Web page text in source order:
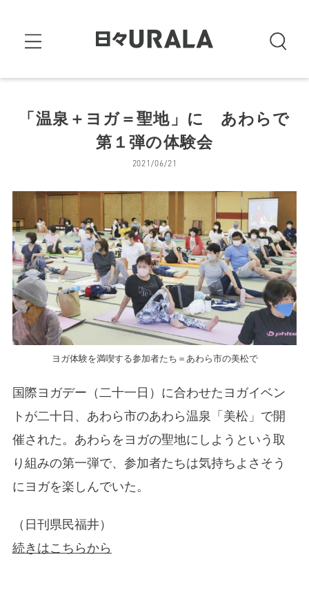
「温泉＋ヨガ＝聖地」に あわらで
第１弾の体験会
2021/06/21
ヨガ体験を満喫する参加者たち＝あわら市の美松で
国際ヨガデー（二十一日）に合わせたヨガイベン
トが二十日、あわら市のあわら温泉「美松」で開
催された。あわらをヨガの聖地にしようという取
り組みの第一弾で、参加者たちは気持ちよさそう
にヨガを楽しんでいた。
（日刊県民福井）
続きはこちらから